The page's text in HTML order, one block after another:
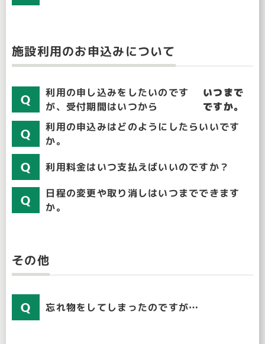
施設利用のお申込みについて
利用の申し込みをしたいのです
が、受付期間はいつから
いつまで
ですか。
利用の申込みはどのようにしたらいいです
か。
利用料金はいつ支払えばいいのですか？
日程の変更や取り消しはいつまでできます
か。
その他
忘れ物をしてしまったのですが…